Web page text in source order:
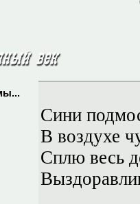
Сини
В воздухе
Сплю весь